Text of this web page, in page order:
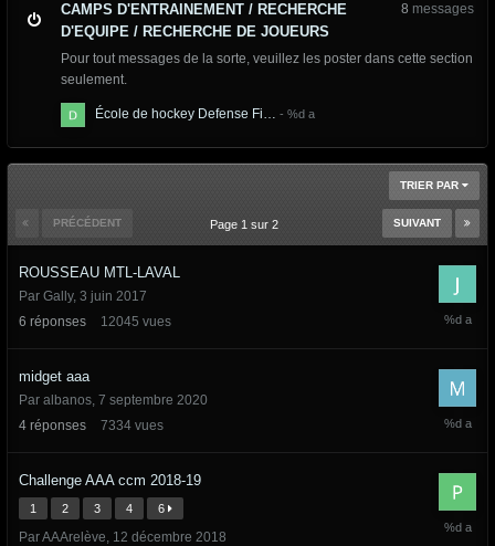
CAMPS D'ENTRAINEMENT / RECHERCHE
D'EQUIPE / RECHERCHE DE JOUEURS
Pour tout messages de la sorte, veuillez les poster dans cette section
seulement.
8 messages
École de hockey Defense Fi…
TRIER PAR
PRÉCÉDENT SUIVANT
Page 1 sur 2
ROUSSEAU MTL-LAVAL
Par Gally, 3 juin 2017
6 réponses 12045 vues
6
midget aaa
Par albanos, 7 septembre 2020
4 réponses 7334 vues
11
Challenge AAA ccm 2018-19
1 2 3 4 6
ParAAArelève, 12 décembre 2018
26